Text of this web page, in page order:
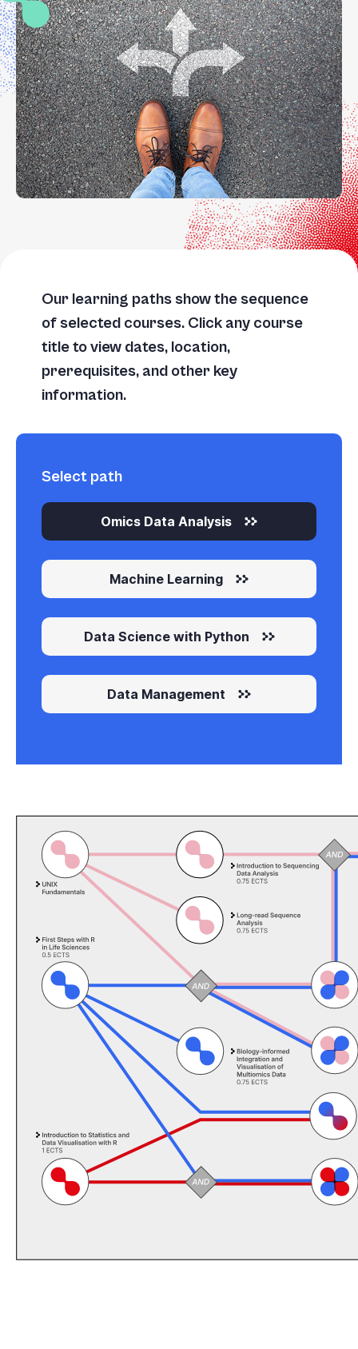
Our learning paths show the sequence
of selected courses. Click any course
title to view dates, location,
prerequisites, and other key
information.
Select path
Omics Data Analysis
Machine Learning
Data Science with Python
Data Management